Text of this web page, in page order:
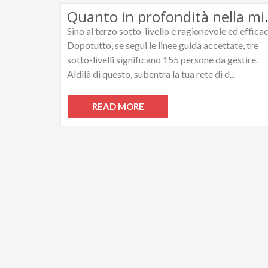
Quanto in
Sino al terzo sotto-livello è ragionevole ed
Dopotutto, se segui le linee guida accettate, tre
sotto-livelli significano 155 persone da gestire.
Aldilà di questo, subentra la tua rete di d...
READ MORE